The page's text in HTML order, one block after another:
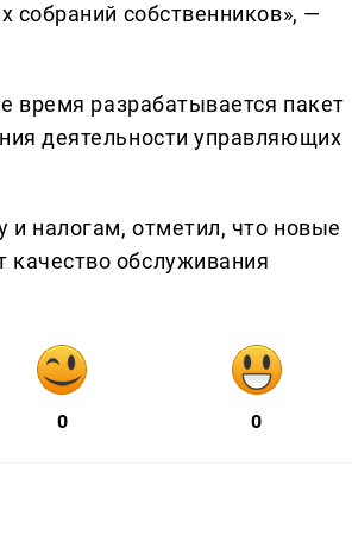
собраний собственников», —
время разрабатывается пакет
деятельности управляющих
налогам, отметил, что новые
обслуживания
0 0